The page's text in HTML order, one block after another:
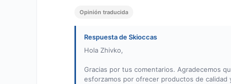
Opinión traducida
Respuesta de Skioccas
Hola Zhivko,
Gracias por tus comentarios. Agradecemos
esforzamos por ofrecer productos de calidad